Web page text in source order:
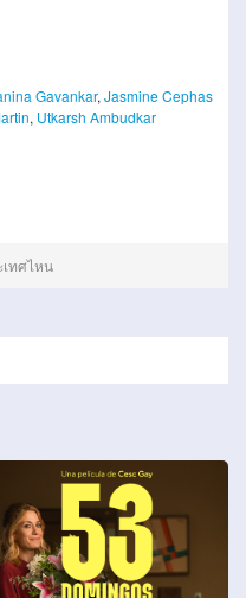
Gavankar, Jasmine Cephas
, Utkarsh Ambudkar
ทศไหน